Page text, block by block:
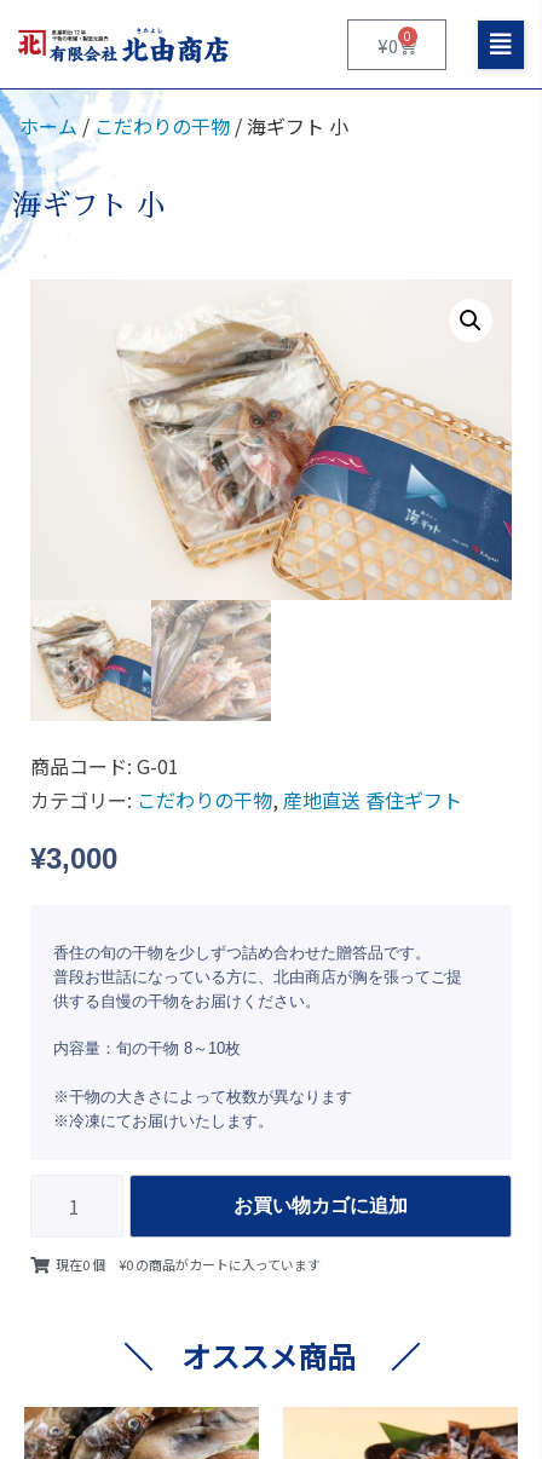
¥0 0
ホーム/ こだわりの干物 / 海ギフト 小
海ギフト 小
商品コード: G-01
カテゴリー: こだわりの干物, 産地直送 香住ギフト
¥3,000
香住の旬の干物を少しずつ詰め合わせた贈答品です。
普段お世話になっている方に、北由商店が胸を張ってご提
供する自慢の干物をお届けください。
内容量：旬の干物 8～ 10枚
※干物の大きさによって枚数が異なります
※冷凍にてお届けいたします。
お買い物カゴに追加
現在0個 ¥0の商品がカートに入っています
＼ オススメ商品 ／